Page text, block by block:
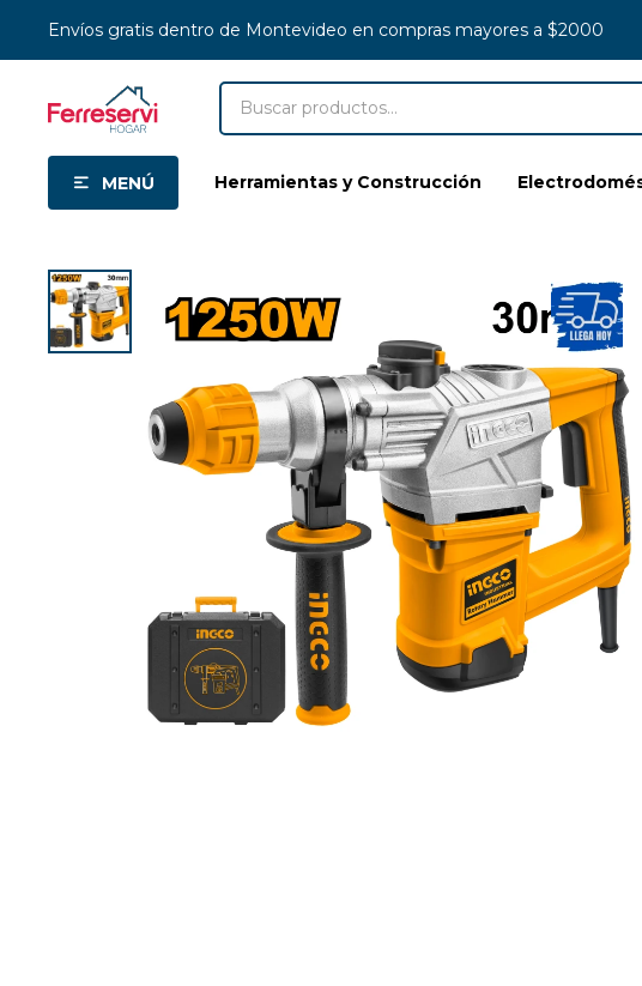
MENÚ Herramientas y Construcción
Envíos gratis dentro de Montevideo en compras mayores a $2000